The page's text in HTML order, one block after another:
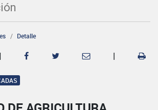
Detalle
| |